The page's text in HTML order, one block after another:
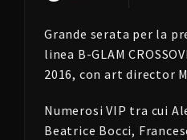
Grande serata per la
linea B-GLAM
2016, con art director
Numerosi VIP tra cui
Beatrice Bocci,